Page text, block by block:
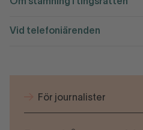
Om stämning i tingsrätten
Vid telefoniärenden
För journalister